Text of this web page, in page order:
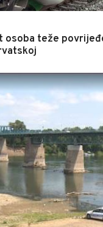
osoba teže